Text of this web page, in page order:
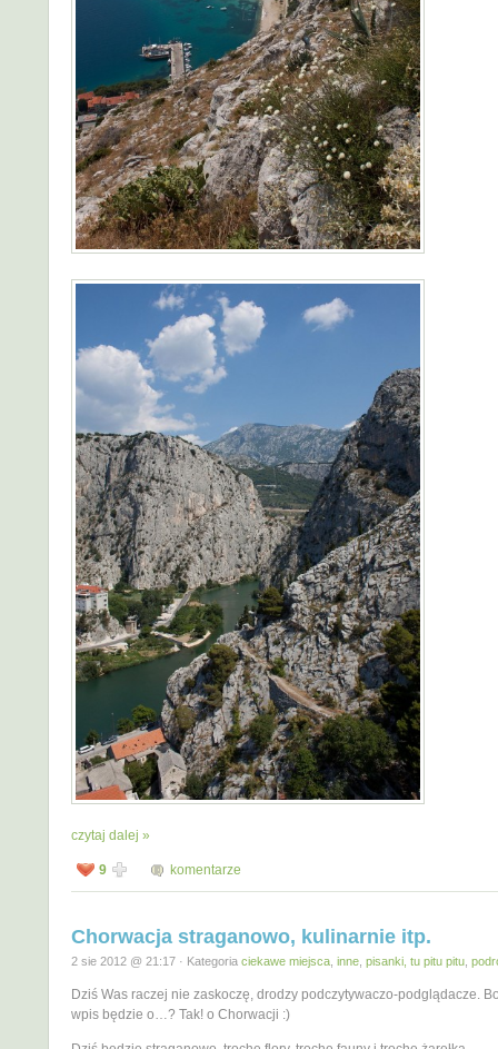
czytaj dalej »
9 komentarze
Chorwacja straganowo, kulinarnie itp.
2 sie 2012 @ 21:17 · Kategoria ciekawe miejsca inne pisanki, tu pitu pitu
Dziś Was raczej nie zaskoczę, drodzy podczytywaczo-podglądacze.
wpis będzie o…? Tak! o Chorwacji :)